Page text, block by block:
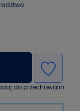
do przechowalni